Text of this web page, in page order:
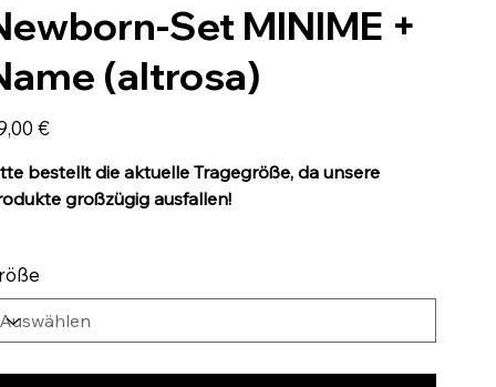
Set MINIME +
(altrosa)
€
bestellt die aktuelle Tragegröße, da unsere
großzügig ausfallen!